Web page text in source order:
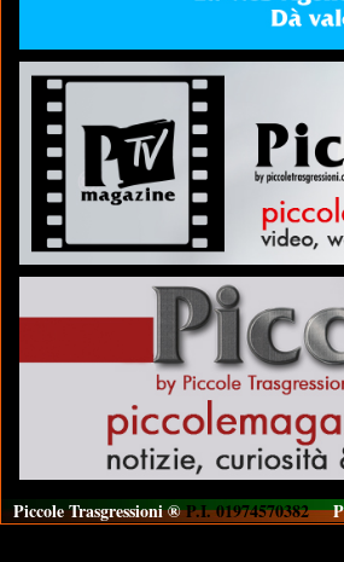
Piccole Trasgressioni ®P.I. 01974570382